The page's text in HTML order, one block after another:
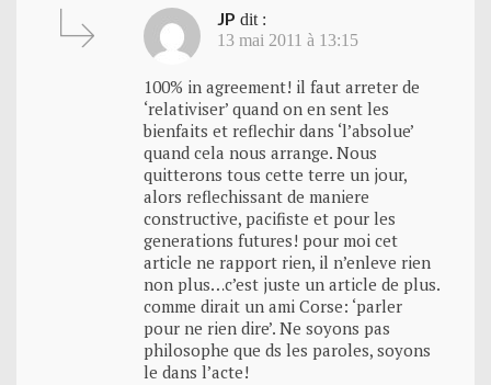
JP dit :
13 mai 2011 à 13:15
100% in agreement! il faut arreter de
‘relativiser’ quand on en sent les
bienfaits et reflechir dans ‘l’absolue’
quand cela nous arrange. Nous
quitterons tous cette terre un jour,
alors reflechissant de maniere
constructive, pacifiste et pour les
generations futures! pour moi cet
article ne rapport rien, il n’enleve rien
non plus…c’est juste un article de plus.
comme dirait un ami Corse: ‘parler
pour ne rien dire’. Ne soyons pas
philosophe que ds les paroles, soyons
le dans l’acte!